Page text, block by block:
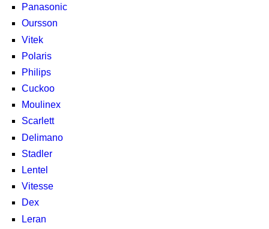
Panasonic
Oursson
Vitek
Polaris
Philips
Cuckoo
Moulinex
Scarlett
Delimano
Stadler
Lentel
Vitesse
Dex
Leran